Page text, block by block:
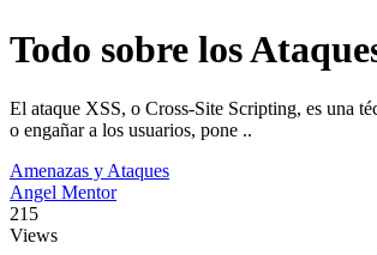
Todo sobre los
El ataque XSS, o Cross-Site Scripting, es una
o engañar a los usuarios, pone ..
Amenazas y Ataques
Angel Mentor
215
Views